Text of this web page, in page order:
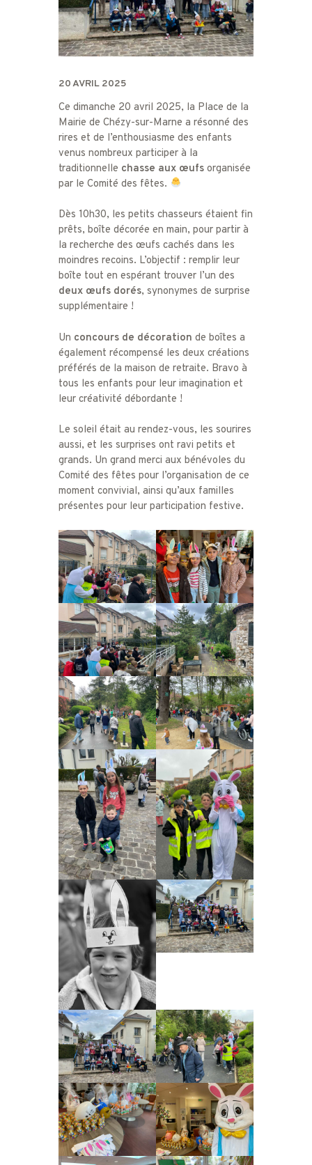
20 AVRIL 2025
Ce dimanche 20 avril 2025, la Place de la
Mairie de Chézy-sur-Marne a résonné des
rires et de l’enthousiasme des enfants
venus nombreux participer à la
traditionnelle chasse aux œufs organisée
par le Comité des fêtes.
Dès 10h30, les petits chasseurs étaient fin
prêts, boîte décorée en main, pour partir à
la recherche des œufs cachés dans les
moindres recoins. L’objectif : remplir leur
boîte tout en espérant trouver l’un des
deux œufs dorés, synonymes de surprise
supplémentaire !
Un concours de décoration de boîtes a
également récompensé les deux créations
préférés de la maison de retraite. Bravo à
tous les enfants pour leur imagination et
leur créativité débordante !
Le soleil était au rendez-vous, les sourires
aussi, et les surprises ont ravi petits et
grands. Un grand merci aux bénévoles du
Comité des fêtes pour l’organisation de ce
moment convivial, ainsi qu’aux familles
présentes pour leur participation festive.